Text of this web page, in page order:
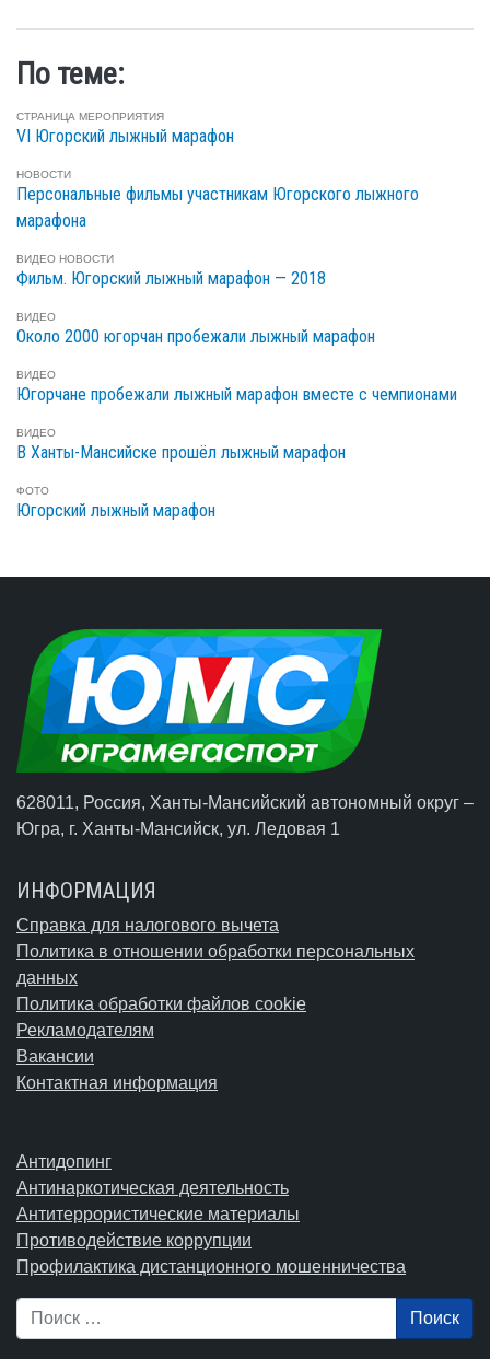
По теме:
СТРАНИЦА МЕРОПРИЯТИЯ
VI Югорский лыжный марафон
НОВОСТИ
Персональные фильмы участникам Югорского лыжного
марафона
ВИДЕО НОВОСТИ
Фильм. Югорский лыжный марафон — 2018
ВИДЕО
Около 2000 югорчан пробежали лыжный марафон
ВИДЕО
Югорчане пробежали лыжный марафон вместе с чемпионами
ВИДЕО
В Ханты-Мансийске прошёл лыжный марафон
ФОТО
Югорский лыжный марафон
628011, Россия, Ханты-Мансийский автономный округ –
Югра, г. Ханты-Мансийск, ул. Ледовая 1
ИНФОРМАЦИЯ
Справка для налогового вычета
Политика в отношении обработки персональных
данных
Политика обработки файлов cookie
Рекламодателям
Вакансии
Контактная информация
Антидопинг
Антинаркотическая деятельность
Антитеррористические материалы
Противодействие коррупции
Профилактика дистанционного мошенничества
Поиск